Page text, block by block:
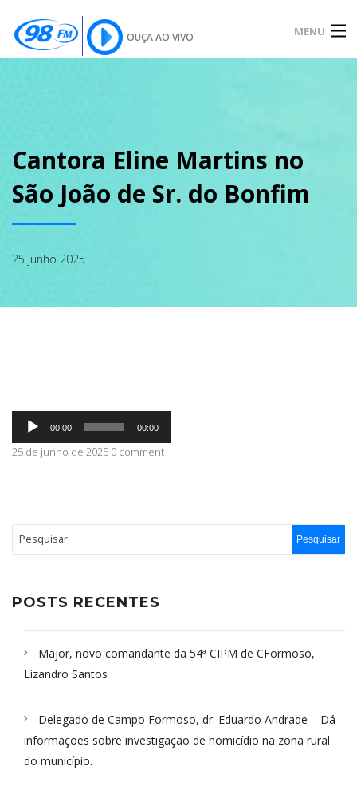
OUÇA AO VIVO MENU
SOBRE
NOTÍCIAS
PODCAST
CONTATO
Cantora Eline Martins no
São João de Sr. do Bonfim
25 junho 2025
Tocador
áudio
00:00 00:00
25 de junho de 2025 0 comment
POSTS RECENTES
Major, novo comandante da 54ª CIPM de CFormoso,
Lizandro Santos
Delegado de Campo Formoso, dr. Eduardo Andrade – Dá
informações sobre investigação de homicídio na zona rural
do município.